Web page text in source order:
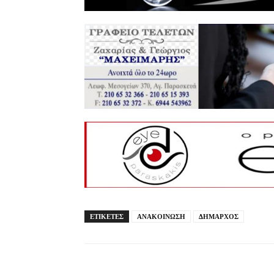
ΕΤΙΚΕΤΕΣ ΑΝΑΚΟΙΝΩΣΗ ΔΗΜΑΡΧΟΣ